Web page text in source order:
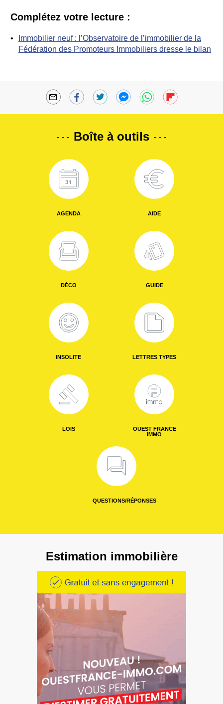
Complétez votre lecture :
Immobilier neuf : l’Observatoire de l’immobilier de la
Fédération des Promoteurs Immobiliers dresse le bilan
Boîte à outils
AGENDA AIDE
DÉCO GUIDE
INSOLITE LETTRES TYPES
LOIS
OUEST FRANCE
IMMO
QUESTIONS/RÉPONSES
Estimation immobilière